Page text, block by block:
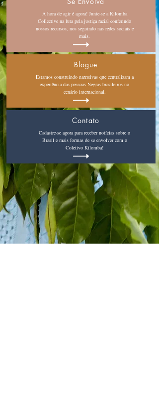
A hora de agir é agora! Junte-se a Kilomba
Collective na luta pela justiça racial conferindo
nossos recursos, nos seguindo nas redes sociais e
mais.
Blogue
Estamos construindo narrativas que centralizam a
experiência das pessoas Negras brasileiros no
cenário internacional.
Contato
Cadastre-se agora para receber notícias sobre o
Brasil e mais formas de se envolver com o
Coletivo Kilomba!